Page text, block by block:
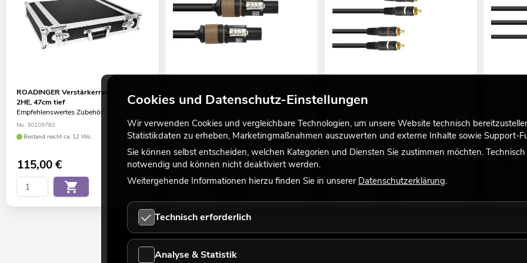
ROADINGER Verstärkerrack PR-1,
2HE, 47cm tief
Empfehlenswertes Zubehör
No. 30109782
Bestand reicht ca. 12 Wo.
115,00€
2x2,5 1,5m sw
No. 3022790K
Bestand reicht ca. 12 Wo.
20,90€
viele Versionen erhältlich
Bestand reicht ca. 12 Wo.
No.
Bestand
Cookies und Datenschutz-Einstellungen
Wir verwenden Cookies und vergleichbare Technologien, um unsere Website technisch
Statistikdaten zu erheben, Marketingmaßnahmen auszuwerten und externe Inhalte sowie Support-
Sie können selbst entscheiden, welchen Kategorien und Diensten Sie zustimmen möchten.
notwendig und können nicht deaktiviert werden.
Weitergehende Informationen hierzu finden Sie in unserer Datenschutzerklärung.
Technisch erforderlich
Analyse & Statistik